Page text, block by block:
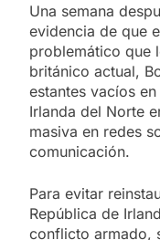
Una semana
evidencia de que
problemático que
británico actual,
estantes vacíos
Irlanda del Norte
masiva en redes
comunicación.
Para evitar
República de
conflicto armado,